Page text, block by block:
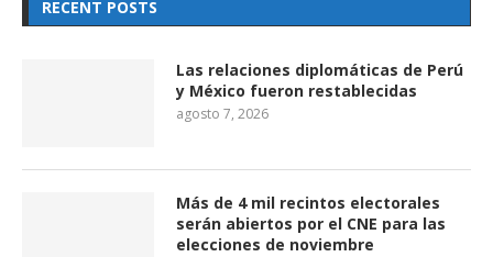
RECENT POSTS
Las relaciones diplomáticas de Perú
y México fueron restablecidas
agosto 7, 2026
Más de 4 mil recintos electorales
serán abiertos por el CNE para las
elecciones de noviembre